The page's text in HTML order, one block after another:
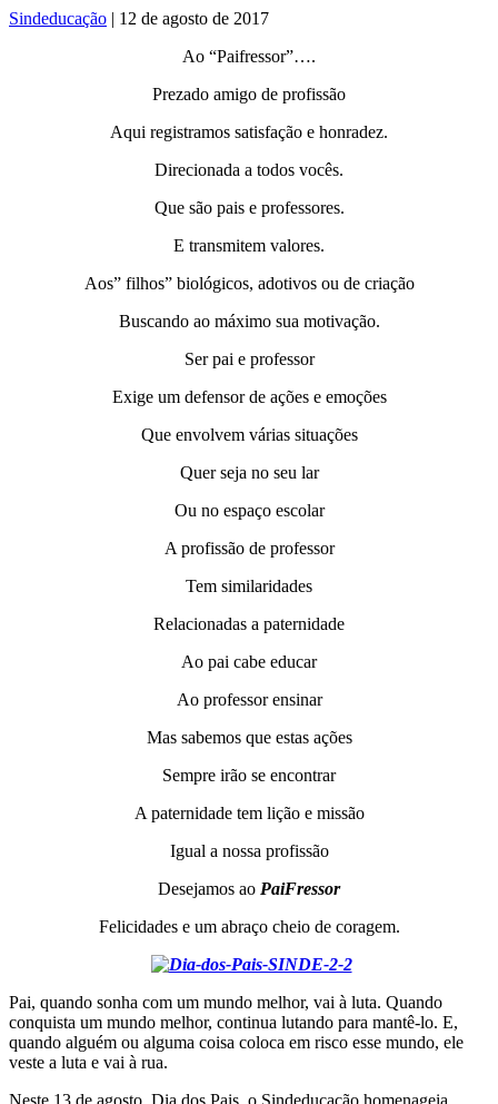
Sindeducação | 12 de agosto de 2017
Ao “Paifressor”….
Prezado amigo de profissão
Aqui registramos satisfação e honradez.
Direcionada a todos vocês.
Que são pais e professores.
E transmitem valores.
Aos” filhos” biológicos, adotivos ou de criação
Buscando ao máximo sua motivação.
Ser pai e professor
Exige um defensor de ações e emoções
Que envolvem várias situações
Quer seja no seu lar
Ou no espaço escolar
A profissão de professor
Tem similaridades
Relacionadas a paternidade
Ao pai cabe educar
Ao professor ensinar
Mas sabemos que estas ações
Sempre irão se encontrar
A paternidade tem lição e missão
Igual a nossa profissão
Desejamos ao PaiFressor
Felicidades e um abraço cheio de coragem.
Pai, quando sonha com um mundo melhor, vai à luta. Quando
conquista um mundo melhor, continua lutando para mantê-lo. E,
quando alguém ou alguma coisa coloca em risco esse mundo, ele
veste a luta e vai à rua.